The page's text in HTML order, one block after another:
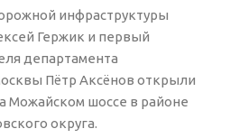
инфраструктуры
Гержик и первый
департамента
Пётр Аксёнов открыли
Можайском шоссе в районе
округа.